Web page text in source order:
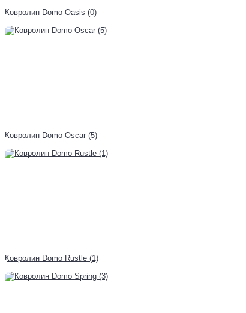
Ковролин Domo Oasis (0)
Ковролин Domo Oscar (5)
Ковролин Domo Rustle (1)